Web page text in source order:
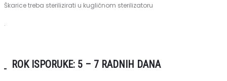
Škarice treba sterilizirati u kugličnom sterilizatoru
.
ROK ISPORUKE: 5 – 7 RADNIH DANA